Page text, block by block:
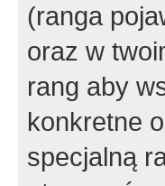
(ranga
oraz w
rang aby
konkretne
specjalną